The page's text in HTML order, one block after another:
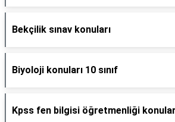
Bekçilik sınav konuları
Biyoloji konuları 10 sınıf
Kpss fen bilgisi öğretmenliği